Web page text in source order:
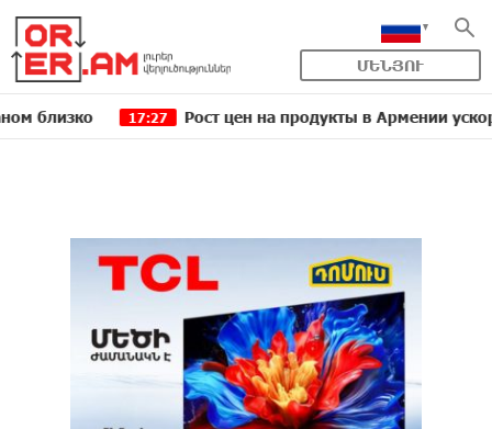
ՄԵՆՅՈՒ
17:27 Рост цен на продукты в Армении ускорился до